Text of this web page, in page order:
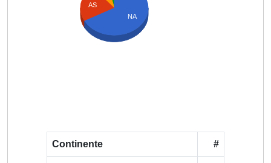
AS
NA
Continente #